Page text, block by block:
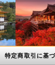
特定商取引に基